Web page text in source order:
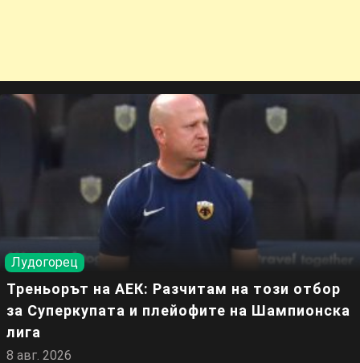
Лудогорец
Треньорът на АЕК: Разчитам на този отбор
за Суперкупата и плейофите на Шампионска
лига
8 авг. 2026